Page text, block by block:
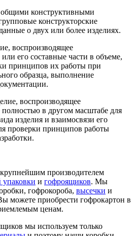
конструктивными
конструкторские
о двух или более изделиях.
воспроизводящее
его составные части в объеме,
принципов их работы при
образца, выполнение
воспроизводящее
полностью в другом масштабе для
изделия и взаимосвязи его
проверки принципов работы
производителем
упаковки и гофроящиков. Мы
гофрокороба, высечки и
можете приобрести гофрокартон в
ценам.
мы используем только